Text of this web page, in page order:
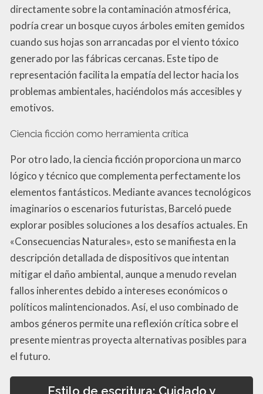
directamente sobre la contaminación atmosférica,
podría crear un bosque cuyos árboles emiten gemidos
cuando sus hojas son arrancadas por el viento tóxico
generado por las fábricas cercanas. Este tipo de
representación facilita la empatía del lector hacia los
problemas ambientales, haciéndolos más accesibles y
emotivos.
Ciencia ficción como herramienta crítica
Por otro lado, la ciencia ficción proporciona un marco
lógico y técnico que complementa perfectamente los
elementos fantásticos. Mediante avances tecnológicos
imaginarios o escenarios futuristas, Barceló puede
explorar posibles soluciones a los desafíos actuales. En
«Consecuencias Naturales», esto se manifiesta en la
descripción detallada de dispositivos que intentan
mitigar el daño ambiental, aunque a menudo revelan
fallos inherentes debido a intereses económicos o
políticos malintencionados. Así, el uso combinado de
ambos géneros permite una reflexión crítica sobre el
presente mientras proyecta alternativas posibles para
el futuro.
Estilo de escritura: Cuidado y